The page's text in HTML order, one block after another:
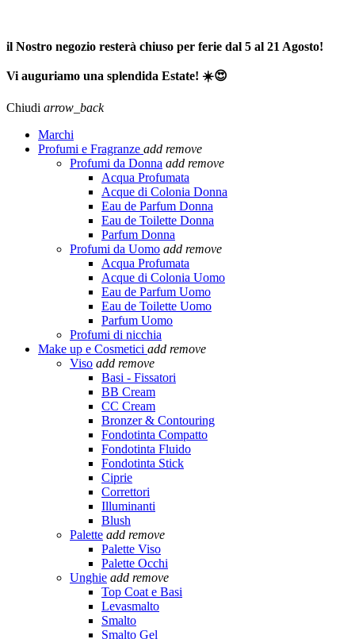
il Nostro negozio resterà chiuso per ferie dal 5 al 21 Agosto!
Vi auguriamo una splendida Estate! ☀️😍
Chiudi arrow_back
Marchi
Profumi e Fragranze add remove
Profumi da Donna add remove
Acqua Profumata
Acque di Colonia Donna
Eau de Parfum Donna
Eau de Toilette Donna
Parfum Donna
Profumi da Uomo add remove
Acqua Profumata
Acque di Colonia Uomo
Eau de Parfum Uomo
Eau de Toilette Uomo
Parfum Uomo
Profumi di nicchia
Make up e Cosmetici add remove
Viso add remove
Basi - Fissatori
BB Cream
CC Cream
Bronzer & Contouring
Fondotinta Compatto
Fondotinta Fluido
Fondotinta Stick
Ciprie
Correttori
Illuminanti
Blush
Palette add remove
Palette Viso
Palette Occhi
Unghie add remove
Top Coat e Basi
Levasmalto
Smalto
Smalto Gel